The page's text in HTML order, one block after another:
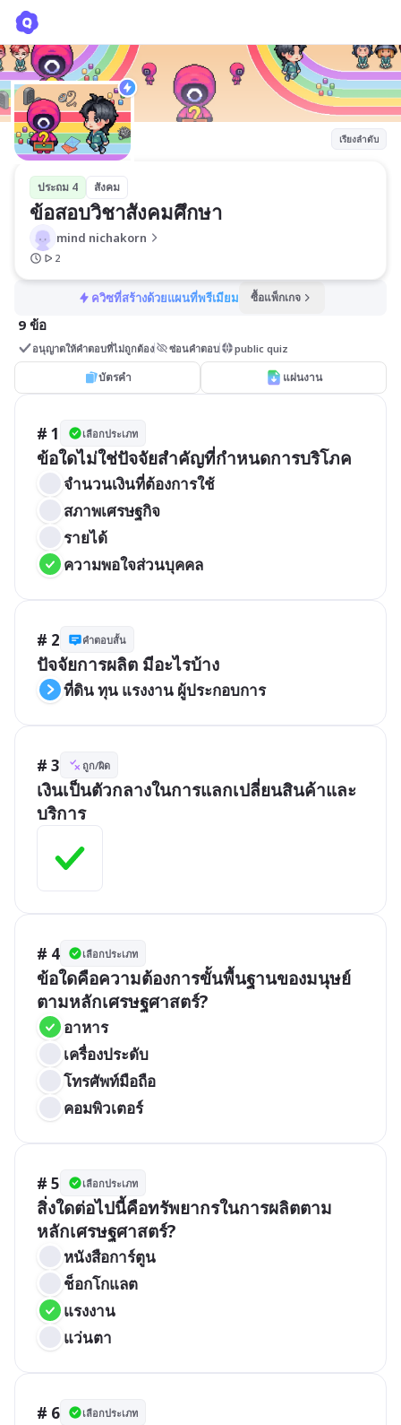
เรียงลำดับ
ประถม 4 สังคม
ข้อสอบวิชาสังคมศึกษา
mind nichakorn
2
ควิซที่สร้างด้วยแผนที่พรีเมียม ซื้อแพ็กเกจ
9 ข้อ
อนุญาตให้คำตอบที่ไม่ถูกต้อง ซ่อนคำตอบ public quiz
บัตรคำ แผ่นงาน
# 1 เลือกประเภท
ข้อใดไม่ใช่ปัจจัยสำคัญที่กำหนดการบริโภค
จำนวนเงินที่ต้องการใช้
สภาพเศรษฐกิจ
รายได้
ความพอใจส่วนบุคคล
# 2 คำตอบสั้น
ปัจจัยการผลิต มีอะไรบ้าง
ที่ดิน ทุน แรงงาน ผู้ประกอบการ
# 3 ถูก/ผิด
เงินเป็นตัวกลางในการแลกเปลี่ยนสินค้าและ
บริการ
# 4 เลือกประเภท
ข้อใดคือความต้องการขั้นพื้นฐานของมนุษย์
ตามหลักเศรษฐศาสตร์?
อาหาร
เครื่องประดับ
โทรศัพท์มือถือ
คอมพิวเตอร์
# 5 เลือกประเภท
สิ่งใดต่อไปนี้คือทรัพยากรในการผลิตตาม
หลักเศรษฐศาสตร์?
หนังสือการ์ตูน
ช็อกโกแลต
แรงงาน
แว่นตา
# 6 เลือกประเภท